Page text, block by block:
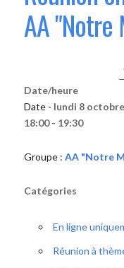
AA
Date/heure
Date - lundi 8
18:00 - 19:30
Groupe : AA "Notre
Catégories
En ligne
Réunion à